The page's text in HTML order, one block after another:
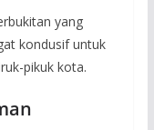
yang
kondusif untuk
pikuk kota.